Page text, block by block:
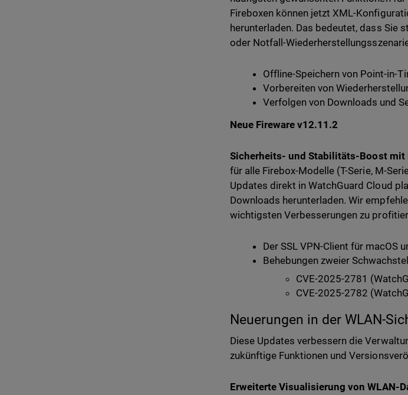
Fireboxen können jetzt XML-
herunterladen. Das bedeutet, dass Sie
oder Notfall-
Offline-Speichern von Point-in-
Vorbereiten von
Verfolgen von Downloads und
Neue Fireware v12.11.2
Sicherheits- und Stabilitäts-Boost mit
für alle Firebox-Modelle (T-Serie, M-
Updates direkt in WatchGuard Cloud
Downloads herunterladen. Wir
wichtigsten Verbesserungen zu
Der SSL VPN-Client für macOS
Behebungen zweier
CVE-2025-2781
CVE-2025-2782
Neuerungen in der WLAN-
Diese Updates verbessern die
zukünftige Funktionen und
Erweiterte Visualisierung von WLAN-